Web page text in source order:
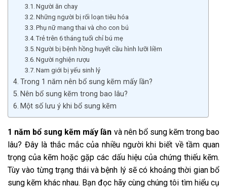
Người ăn chay
Những người bị rối loạn tiêu hóa
Phụ nữ mang thai và cho con bú
Trẻ trên 6 tháng tuổi chỉ bú mẹ
Người bị bệnh hồng huyết cầu hình lưỡi liềm
Người nghiện rượu
Nam giới bị yếu sinh lý
Trong 1 năm nên bổ sung kẽm mấy lần?
Nên bổ sung kẽm trong bao lâu?
Một số lưu ý khi bổ sung kẽm
1 năm bổ sung kẽm mấy lần và nên bổ sung kẽm trong bao
lâu? Đây là thắc mắc của nhiều người khi biết về tầm quan
trọng của kẽm hoặc gặp các dấu hiệu của chứng thiếu kẽm.
Tùy vào từng trạng thái và bệnh lý sẽ có khoảng thời gian bổ
sung kẽm khác nhau. Bạn đọc hãy cùng chúng tôi tìm hiểu cụ